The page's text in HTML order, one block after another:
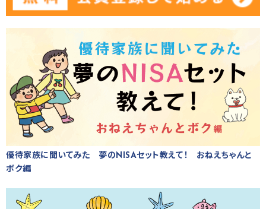
優待家族に聞いてみた 夢のNISAセット教えて！ おねえちゃんと
ボク編